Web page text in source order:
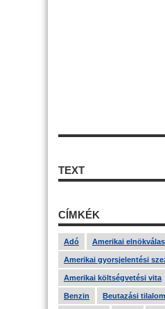
TEXT
CÍMKÉK
Adó Amerikai
Amerikai gyorsjelentési
Amerikai költségvetési vita
Benzin Beutazási tilalom